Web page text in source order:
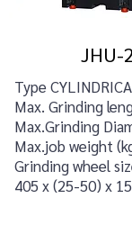
JHU-
Type
Max. Grinding
Max.Grinding
Max.job weight
Grinding wheel
405 x (25-50) x